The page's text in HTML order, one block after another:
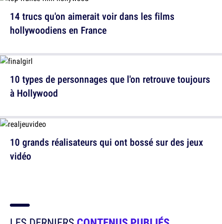
14 trucs qu'on aimerait voir dans les films
hollywoodiens en France
10 grands réalisateurs qui ont bossé sur des jeux
vidéo
10 types de personnages que l'on retrouve toujours
à Hollywood